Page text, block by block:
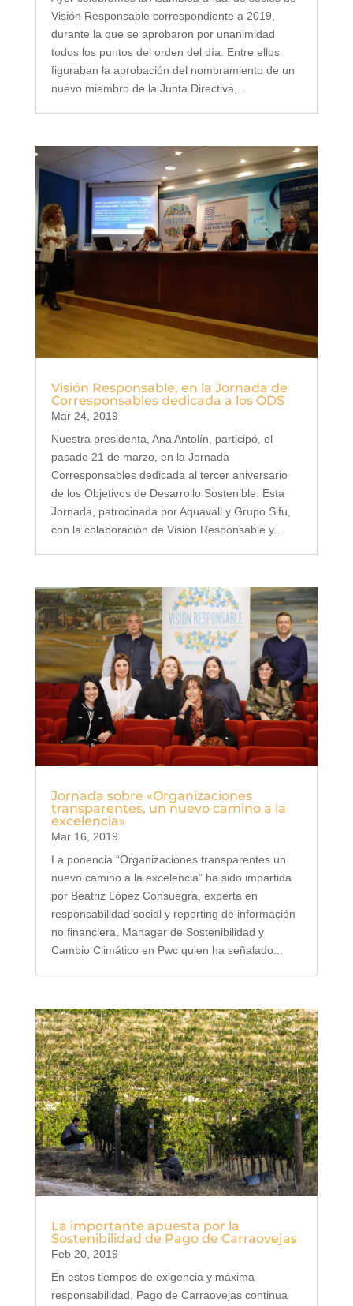
Visión Responsable correspondiente a 2019,
durante la que se aprobaron por unanimidad
todos los puntos del orden del día. Entre ellos
figuraban la aprobación del nombramiento de un
nuevo miembro de la Junta Directiva,...
Visión Responsable, en la Jornada de
Corresponsables dedicada a los ODS
Mar 24, 2019
Nuestra presidenta, Ana Antolín, participó, el
pasado 21 de marzo, en la Jornada
Corresponsables dedicada al tercer aniversario
de los Objetivos de Desarrollo Sostenible. Esta
Jornada, patrocinada por Aquavall y Grupo Sifu,
con la colaboración de Visión Responsable y...
Jornada sobre «Organizaciones
transparentes, un nuevo camino a la
excelencia»
Mar 16, 2019
La ponencia “Organizaciones transparentes un
nuevo camino a la excelencia” ha sido impartida
por Beatriz López Consuegra, experta en
responsabilidad social y reporting de información
no financiera, Manager de Sostenibilidad y
Cambio Climático en Pwc quien ha señalado...
La importante apuesta por la
Sostenibilidad de Pago de Carraovejas
Feb 20, 2019
En estos tiempos de exigencia y máxima
responsabilidad, Pago de Carraovejas continua